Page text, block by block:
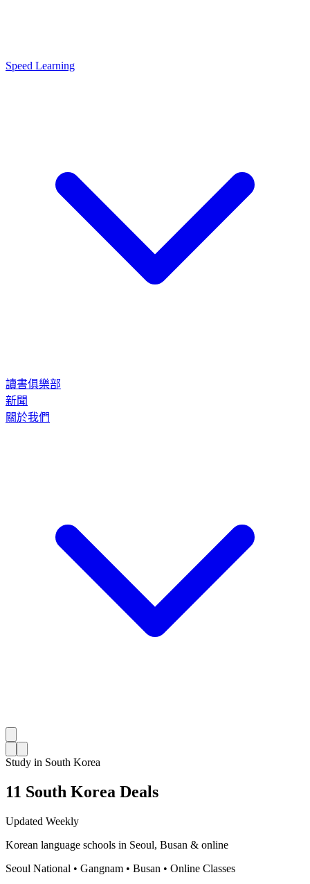
Speed Learning
讀書俱樂部
新聞
關於我們
Study in South Korea
11 South Korea Deals
Updated Weekly
Korean language schools in Seoul, Busan & online
Seoul National • Gangnam • Busan • Online Classes